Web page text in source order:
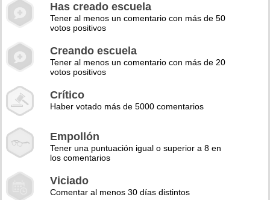
Has creado escuela
Tener al menos un comentario con más de 50
votos positivos
Creando escuela
Tener al menos un comentario con más de 20
votos positivos
Crítico
Haber votado más de 5000 comentarios
Empollón
Tener una puntuación igual o superior a 8 en
los comentarios
Viciado
Comentar al menos 30 días distintos